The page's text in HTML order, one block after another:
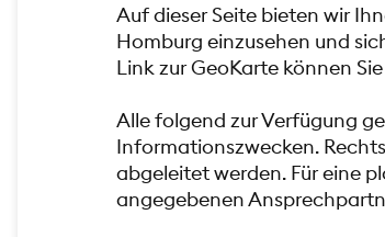
Auf dieser Seite bieten wir
Homburg einzusehen und
Link zur GeoKarte können
Alle folgend zur Verfügung
Informationszwecken.
abgeleitet werden. Für eine
angegebenen